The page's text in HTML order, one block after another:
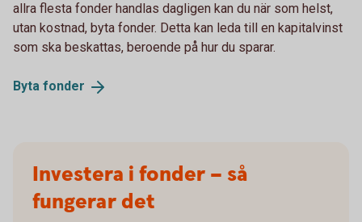
allra flesta fonder handlas dagligen kan du när som helst,
utan kostnad, byta fonder. Detta kan leda till en kapitalvinst
som ska beskattas, beroende på hur du sparar.
Byta fonder
Investera i fonder – så
fungerar det